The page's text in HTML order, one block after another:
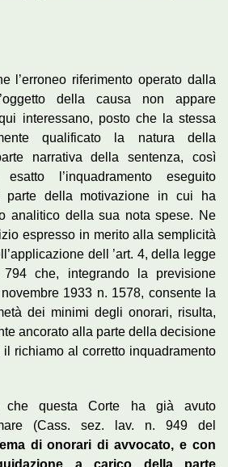
l’erroneo riferimento operato dalla
della causa non appare
interessano, posto che la stessa
qualificato la natura della
narrativa della sentenza, così
l’inquadramento eseguito
parte della motivazione in cui ha
analitico della sua nota spese. Ne
espresso in merito alla semplicità
dell ’art. 4, della legge
che, integrando la previsione
1933 n. 1578, consente la
dei minimi degli onorari, risulta,
ancorato alla parte della decisione
richiamo al corretto inquadramento
che questa Corte ha già avuto
(Cass. sez. lav. n. 949 del
di onorari di avvocato, e con
a carico della parte